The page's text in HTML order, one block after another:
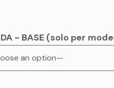
- BASE (solo per